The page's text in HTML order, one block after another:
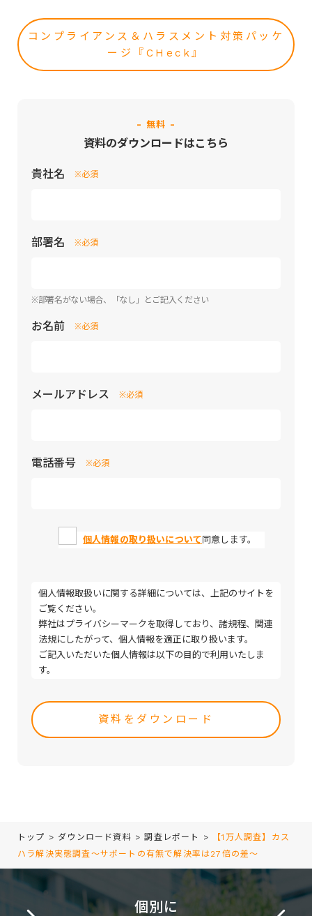
コンプライアンス＆ハラスメント対策パッケ
ージ『CHeck』
- 無料 -
資料のダウンロードはこちら
貴社名 ※必須
部署名 ※必須
※部署名がない場合、「なし」とご記入ください
お名前 ※必須
メールアドレス ※必須
電話番号 ※必須
個人情報の取り扱いについて 同意します。
個人情報取扱いに関する詳細については、上記のサイトを
ご覧ください。
弊社はプライバシーマークを取得しており、諸規程、関連
法規にしたがって、個人情報を適正に取り扱います。
ご記入いただいた個人情報は以下の目的で利用いたしま
す。
注、決済および対応
・取引（提案）に基づく役務等の授受
・当社サービス等に関する情報の提供、収集および伝達
leave
this
field
トップ > ダウンロード資料 >調査レポート >
【1万人調査】カス
ハラ解決実態調査～サポートの有無で解決率は27倍の差～
個別に